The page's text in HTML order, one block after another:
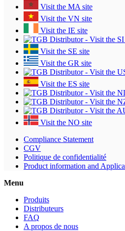
Visit the MA site
Visit the VN site
Visit the IE site
Visit the SE site
Visit the GR site
Visit the ES site
Visit the NO site
Compliance Statement
CGV
Politique de confidentialité
Product information and
Menu
Produits
Distributeurs
FAQ
A propos de nous